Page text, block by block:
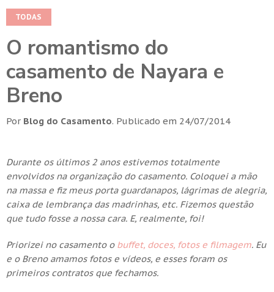
TODAS
O romantismo do
casamento de Nayara e
Breno
Por Blog do Casamento. Publicado em 24/07/2014
Durante os últimos 2 anos estivemos totalmente
envolvidos na organização do casamento. Coloquei a mão
na massa e fiz meus porta guardanapos, lágrimas de alegria,
caixa de lembrança das madrinhas, etc. Fizemos questão
que tudo fosse a nossa cara. E, realmente, foi!
Priorizei no casamento obuffet, doces, fotos e filmagem. Eu
e o Breno amamos fotos e vídeos, e esses foram os
primeiros contratos que fechamos.